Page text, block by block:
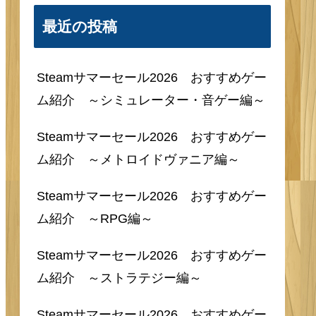
最近の投稿
Steamサマーセール2026 おすすめゲー
ム紹介 ～シミュレーター・音ゲー編～
Steamサマーセール2026 おすすめゲー
ム紹介 ～メトロイドヴァニア編～
Steamサマーセール2026 おすすめゲー
ム紹介 ～RPG編～
Steamサマーセール2026 おすすめゲー
ム紹介 ～ストラテジー編～